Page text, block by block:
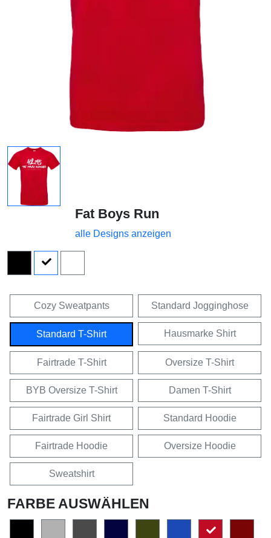
Fat Boys Run
alle Designs anzeigen
Cozy Sweatpants Standard Jogginghose
Standard T-Shirt Hausmarke Shirt
Fairtrade T-Shirt Oversize T-Shirt
BYB Oversize T-Shirt Damen T-Shirt
Fairtrade Girl Shirt Standard Hoodie
Fairtrade Hoodie Oversize Hoodie
Sweatshirt
FARBE AUSWÄHLEN